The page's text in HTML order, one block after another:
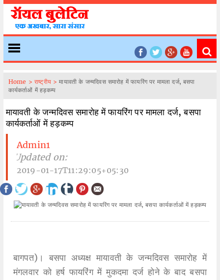
Home > राष्ट्रीय >मायावती के जन्मदिवस समारोह में फायरिंग पर मामला दर्ज, बसपा
कार्यकर्ताओं में हड़कम्प
मायावती के जन्मदिवस समारोह में फायरिंग पर मामला दर्ज, बसपा
कार्यकर्ताओं में हड़कम्प
Admin1
| Updated on:
2019-01-17T11:29:05+05:30
बागपत)। बसपा अध्यक्ष मायावती के जन्मदिवस समारोह में
मंगलवार को हर्ष फायरिंग में मुकदमा दर्ज होने के बाद बसपा